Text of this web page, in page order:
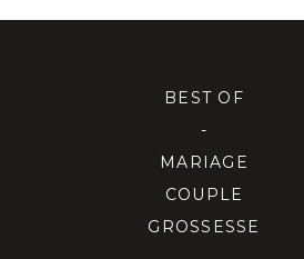
BEST OF
-
MARIAGE
COUPLE
GROSSESSE